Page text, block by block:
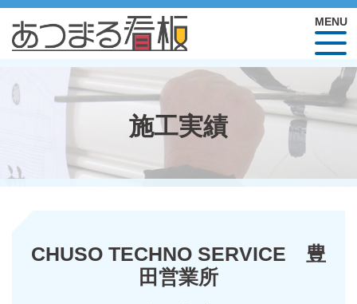
施工実績
CHUSO TECHNO SERVICE 豊
田営業所